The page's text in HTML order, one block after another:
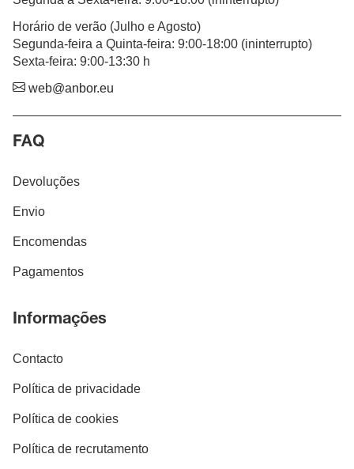
Horário de verão (Julho e Agosto)
Segunda-feira a Quinta-feira: 9:00-18:00 (ininterrupto)
Sexta-feira: 9:00-13:30 h
web@anbor.eu
FAQ
Devoluções
Envio
Encomendas
Pagamentos
Informações
Contacto
Política de privacidade
Política de cookies
Política de recrutamento